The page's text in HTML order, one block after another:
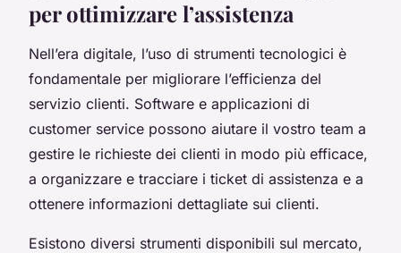
per ottimizzare l’assistenza
Nell’era digitale, l’uso di strumenti tecnologici è
fondamentale per migliorare l’efficienza del
servizio clienti. Software e applicazioni di
customer service possono aiutare il vostro team a
gestire le richieste dei clienti in modo più efficace,
a organizzare e tracciare i ticket di assistenza e a
ottenere informazioni dettagliate sui clienti.
Esistono diversi strumenti disponibili sul mercato,